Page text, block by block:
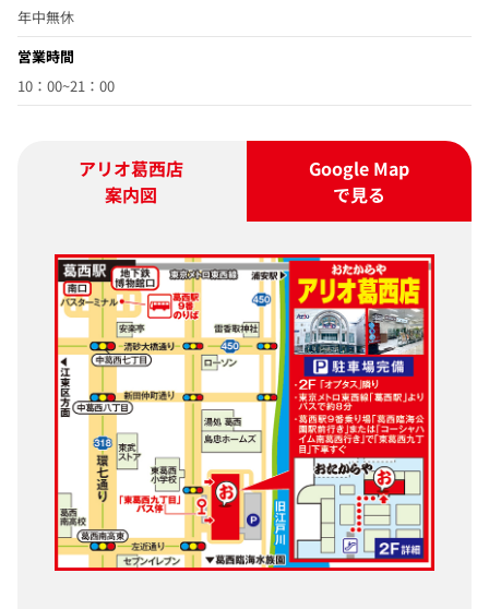
年中無休
営業時間
10：00~21：00
アリオ葛西店
案内図
Google Map
で見る